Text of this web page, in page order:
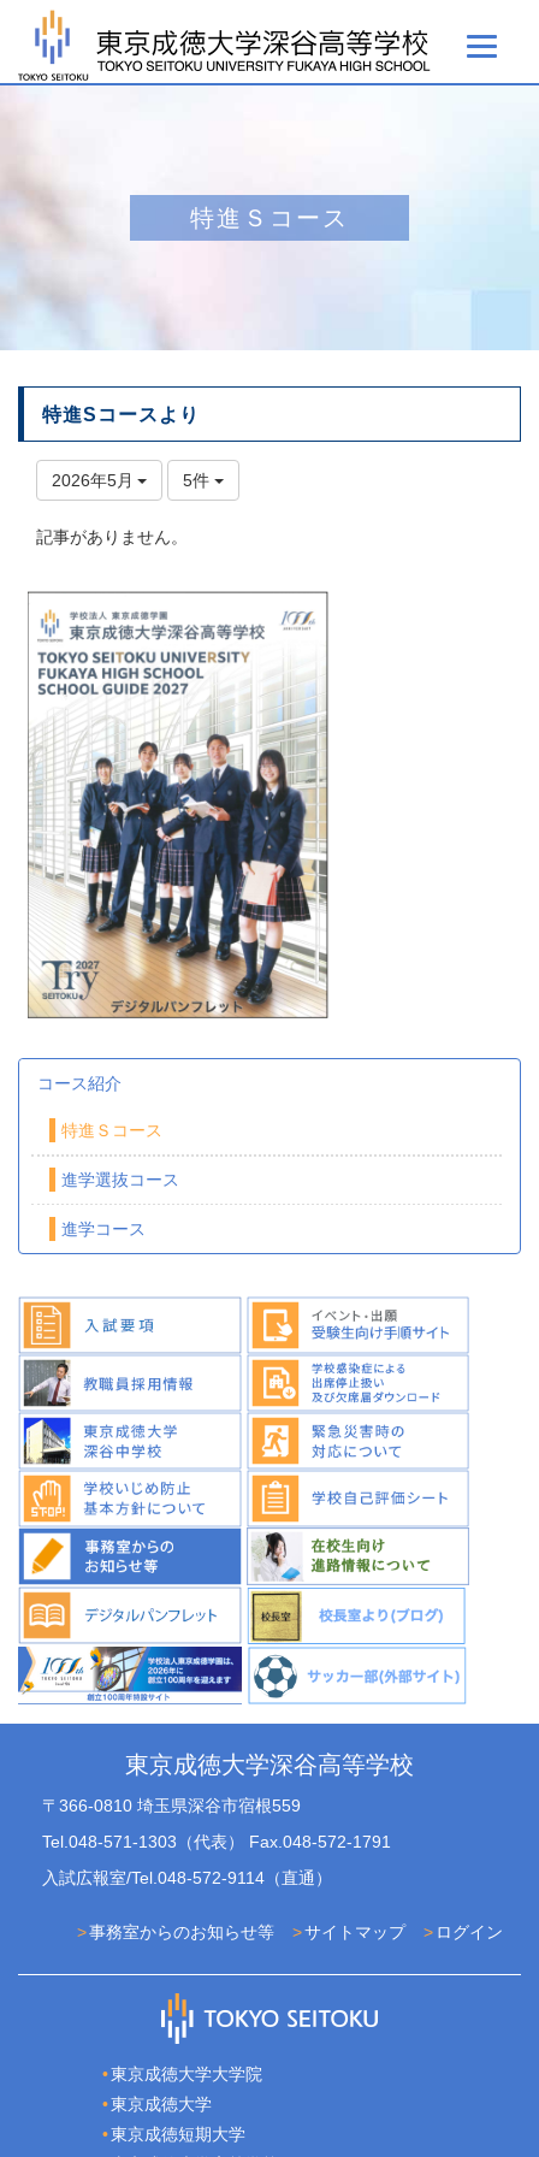
特進Ｓコース
特進Sコースより
2026年5月 5件
記事がありません。
コース紹介
特進Ｓコース
進学選抜コース
進学コース
東京成徳大学深谷高等学校
〒366-0810 埼玉県深谷市宿根559
Tel.048-571-1303（代表） Fax.048-572-1791
入試広報室/Tel.048-572-9114（直通）
ログイン
サイトマップ
事務室からのお知らせ等
東京成徳大学大学院
東京成徳大学
東京成徳短期大学